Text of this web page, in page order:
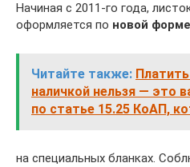
Начиная с 2011-го года,
оформляется по новой форме
Читайте также:
наличкой нельзя — это
по статье 15.25 КоАП,
на специальных бланках.